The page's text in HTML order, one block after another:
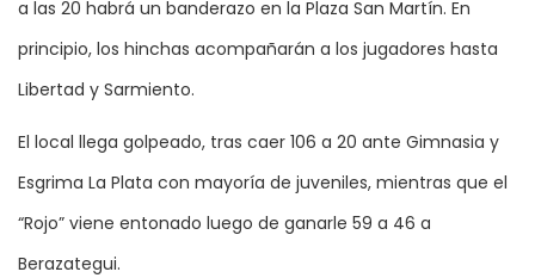
a las 20 habrá un banderazo en la Plaza San Martín. En
principio, los hinchas acompañarán a los jugadores hasta
Libertad y Sarmiento.
El local llega golpeado, tras caer 106 a 20 ante Gimnasia y
Esgrima La Plata con mayoría de juveniles, mientras que el
“Rojo” viene entonado luego de ganarle 59 a 46 a
Berazategui.